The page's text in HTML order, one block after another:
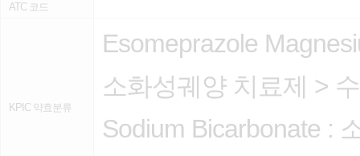
ATC 코드
KPIC 약효분류
Esomeprazole
소화성궤양 치료제 >
Sodium Bicarbonate :